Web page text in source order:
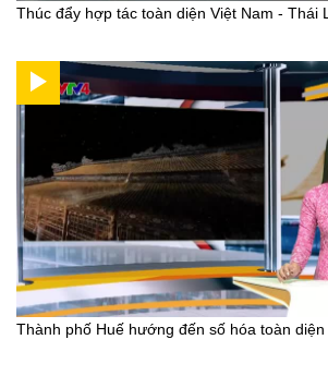
Thúc đẩy hợp tác toàn diện Việt Nam - Thái
Thành phố Huế hướng đến số hóa toàn